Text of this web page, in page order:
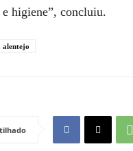
e higiene”, concluiu.
alentejo